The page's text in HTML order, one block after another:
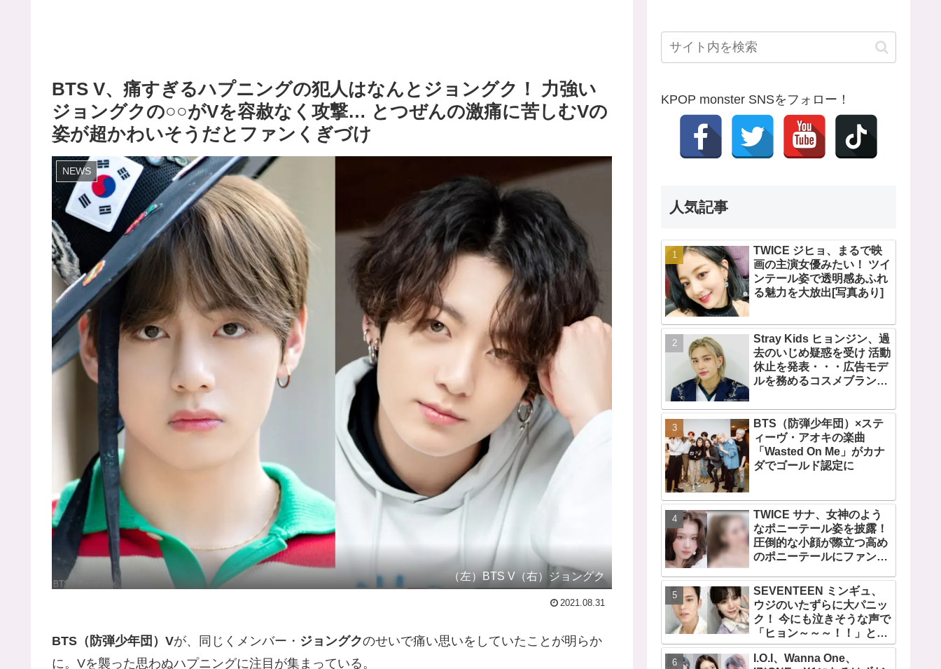
BTS V、痛すぎるハプニングの犯人はなんとジョングク！ 力強い
ジョングクの○○がVを容赦なく攻撃… とつぜんの激痛に苦しむVの
姿が超かわいそうだとファンくぎづけ
NEWS
（左）BTS V（右）ジョングク
2021.08.31
BTS（防弾少年団）Vが、同じくメンバー・ ジョングクのせいで痛い思いをしていたことが明らか
に。Vを襲った思わぬハプニングに注目が集まっている。
KPOP monster SNSをフォロー！
人気記事
TWICE ジヒョ、まるで映
画の主演女優みたい！ ツイ
ンテール姿で透明感あふれ
る魅力を大放出[写真あり]
Stray Kids ヒョンジン、過
去のいじめ疑惑を受け 活動
休止を発表・・・広告モデ
ルを務めるコスメブランド
BTS（防弾少年団）×ステ
ィーヴ・アオキの楽曲
「Wasted On Me」がカナ
ダでゴールド認定に
TWICE サナ、女神のよう
なポニーテール姿を披露！
圧倒的な小顔が際立つ高め
のポニーテールにファン歓
SEVENTEEN ミンギュ、
ウジのいたずらに大パニッ
ク！ 今にも泣きそうな声で
「ヒョン～～～！！」と呼
びかける… 恐怖のあまり子
供のように駆け出す姿がか
I.O.I、Wanna One、